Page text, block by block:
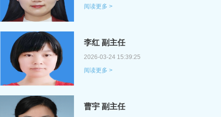
阅读更多 >
李红 副主任
2026-03-24 15:39:25
阅读更多 >
曹宇 副主任